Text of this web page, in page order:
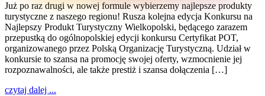
Już po raz drugi w nowej formule wybierzemy najlepsze produkty
turystyczne z naszego regionu! Rusza kolejna edycja Konkursu na
Najlepszy Produkt Turystyczny Wielkopolski, będącego zarazem
przepustką do ogólnopolskiej edycji konkursu Certyfikat POT,
organizowanego przez Polską Organizację Turystyczną. Udział w
konkursie to szansa na promocję swojej oferty, wzmocnienie jej
rozpoznawalności, ale także prestiż i szansa dołączenia […]
czytaj dalej ...